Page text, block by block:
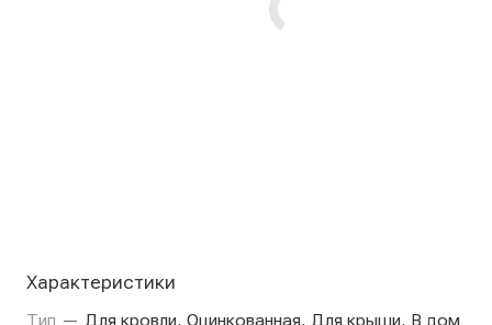
Характеристики
Тип — Для кровли, Оцинкованная, Для крыши, В дом